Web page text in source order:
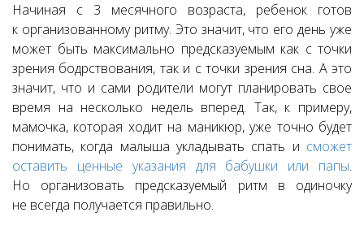
Начиная с 3 месячного возраста, ребенок готов
к организованному ритму. Это значит, что его день уже
может быть максимально предсказуемым как с точки
зрения бодрствования, так и с точки зрения сна. А это
значит, что и сами родители могут планировать свое
время на несколько недель вперед. Так, к примеру,
мамочка, которая ходит на маникюр, уже точно будет
понимать, когда малыша укладывать спать и сможет
оставить ценные указания для бабушки или папы.
Но организовать предсказуемый ритм в одиночку
не всегда получается правильно.